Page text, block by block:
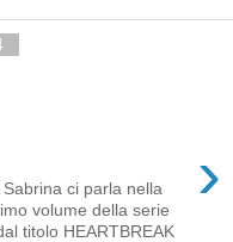
›
ci parla nella
volume della serie
titolo HEARTBREAK